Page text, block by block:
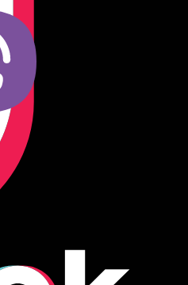
pentru proiectul tău